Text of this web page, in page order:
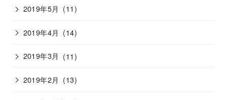
2019年5月 (11)
2019年4月 (14)
2019年3月 (11)
2019年2月 (13)